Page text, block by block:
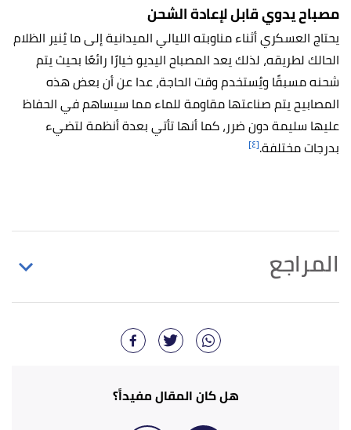
مصباح يدوي قابل لإعادة الشحن
يحتاج العسكري أثناء مناوبته الليالي الميدانية إلى ما يُنير الظلام
الحالك لطريقه، لذلك يعد المصباح اليديو خيارًا رائعًا بحيث يتم
شحنه مسبقًا ويُستخدم وقت الحاجة، عدا عن أن بعض هذه
المصابيح يتم صناعتها مقاومة للماء مما سيساهم في الحفاظ
عليها سليمة دون ضرر، كما أنها تأتي بعدة أنظمة لتضيء
بدرجات مختلفة.[٤]
المراجع
diplomaframe , Retrieved 9/11/2022. Edited.
Guaranteed to Adore",jomygosh
هل كان المقال مفيداً؟